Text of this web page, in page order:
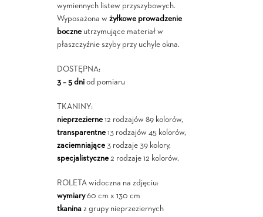
wymiennych listew przyszybowych.
Wyposażona w żyłkowe prowadzenie
boczneutrzymujące materiał w
płaszczyźnie szyby przy uchyle okna.
DOSTĘPNA:
3 – 5 dniod pomiaru
TKANINY:
nieprzezierne12 rodzajów 89 kolorów,
transparentne13 rodzajów 45 kolorów,
zaciemniające3 rodzaje 39 kolory,
specjalistyczne2 rodzaje 12 kolorów.
ROLETA widoczna na zdjęciu:
wymiary60 cm x 130 cm
tkaninaz grupy nieprzeziernych